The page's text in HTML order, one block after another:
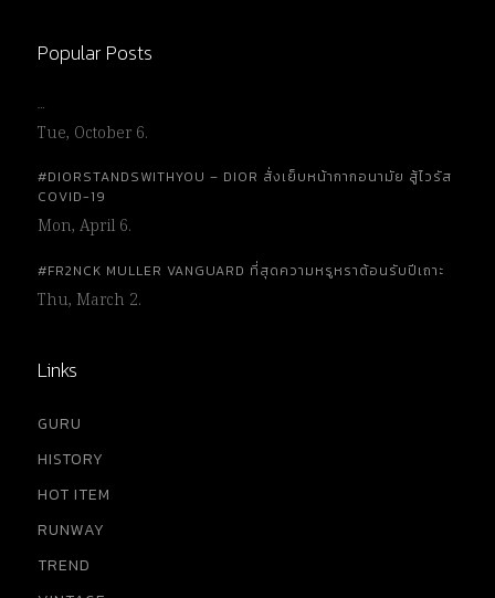
Popular Posts
…
Tue, October 6.
#DIORSTANDSWITHYOU – DIOR สั่งเย็บหน้ากากอนามัย สู้ไวรัส
COVID-19
Mon, April 6.
#FR2NCK MULLER VANGUARD ที่สุดความหรูหราต้อนรับปีเถาะ
Thu, March 2.
Links
GURU
HISTORY
HOT ITEM
RUNWAY
TREND